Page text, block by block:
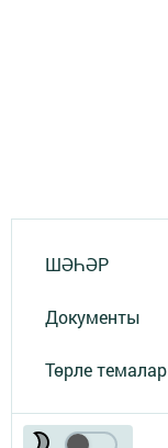
ШӘҺӘР
Документы
Төрле темалар